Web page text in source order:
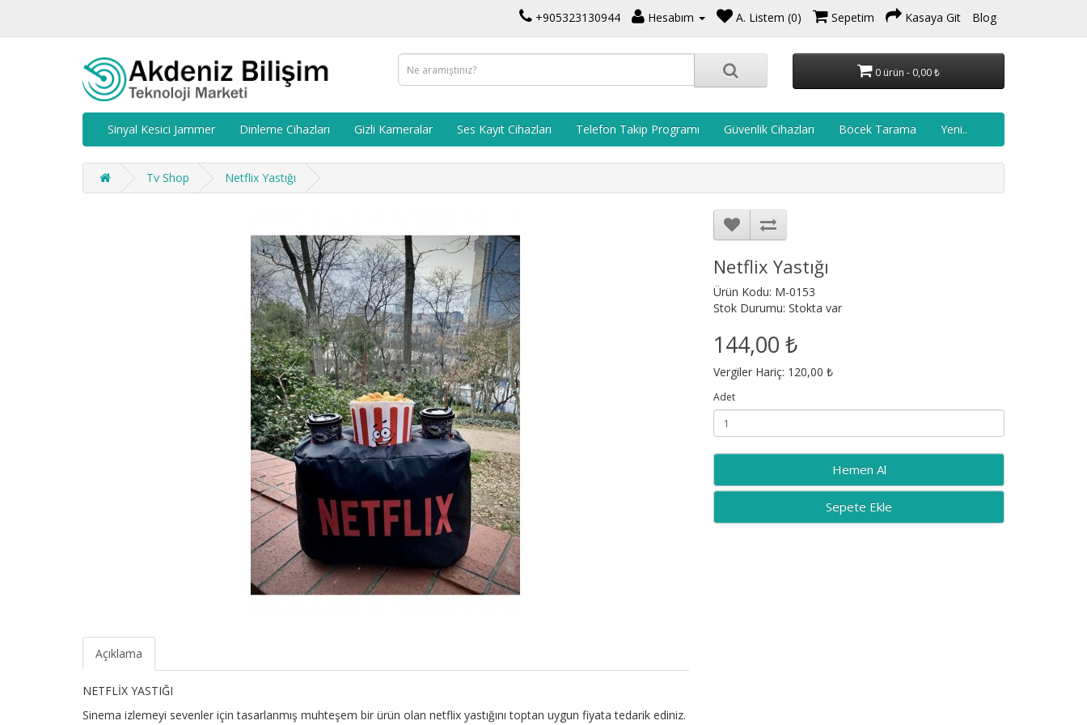
+905323130944 Hesabım A. Listem (0) Sepetim Kasaya Git Blog
0 ürün - 0,00 ₺
Sinyal Kesici Jammer Dinleme Cihazları Gizli Kameralar Ses Kayıt Cihazları Telefon Takip Programı Güvenlik Cihazları Böcek Tarama Yeni..
Tv Shop Netflix Yastığı
Açıklama
NETFLİX YASTIĞI
Sinema izlemeyi sevenler için tasarlanmış muhteşem bir ürün olan netflix yastığını toptan uygun fiyata tedarik ediniz.
Netflix Yastığı
Ürün Kodu: M-0153
Stok Durumu: Stokta var
144,00 ₺
Vergiler Hariç: 120,00 ₺
Adet
Sepete Ekle